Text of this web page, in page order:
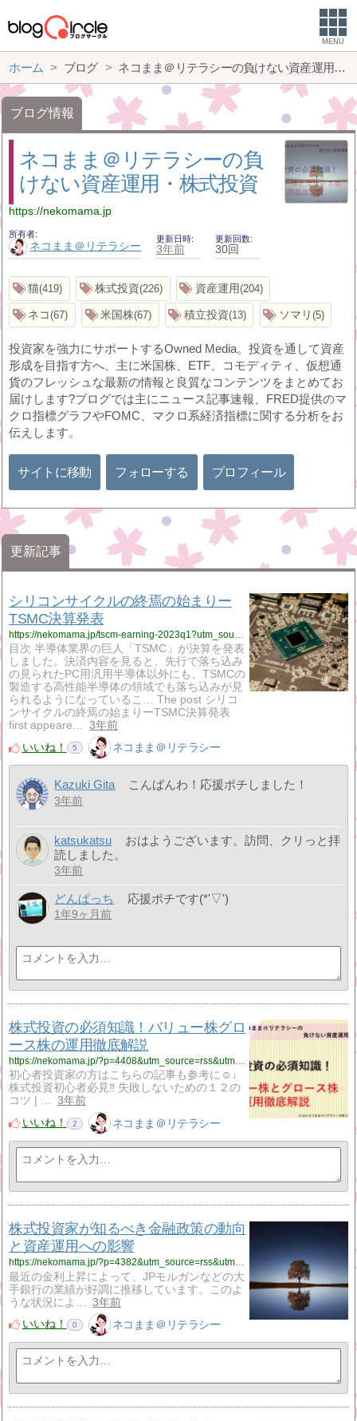
MENU
ホーム ブログ ネコまま＠リテラシーの負けない資産運用・株式投資
ブログ情報
ネコまま＠リテラシーの負
けない資産運用・株式投資
https://nekomama.jp
所有者
ネコまま＠リテラシー
更新日時
3年前
更新回数
30回
猫 419 株式投資 226 資産運用 204
ネコ 67 米国株 67 積立投資 13 ソマリ 5
投資家を強力にサポートするOwned Media。投資を通して資産
形成を目指す方へ、主に米国株、ETF、コモディティ、仮想通
貨のフレッシュな最新の情報と良質なコンテンツをまとめてお
届けします?ブログでは主にニュース記事速報、FRED提供のマ
クロ指標グラフやFOMC、マクロ系経済指標に関する分析をお
伝えします。
サイトに移動 フォローする プロフィール
更新記事
シリコンサイクルの終焉の始まりー
TSMC決算発表
目次 半導体業界の巨人「TSMC」が決算を発表
しました。決済内容を見ると、先行で落ち込み
の見られたPC用汎用半導体以外にも、TSMCの
製造する高性能半導体の領域でも落ち込みが見
られるようになっているこ… The post シリコ
ンサイクルの終焉の始まりーTSMC決算発表
first appeare…
3年前
いいね！
5 ネコまま＠リテラシー
Kazuki Gita こんばんわ！応援ポチしました！
3年前
katsukatsu
おはようございます。訪問、クリっと拝
読しました。
3年前
どんぱっち 応援ポチです(*'▽')
1年9ヶ月前
株式投資の必須知識！バリュー株グロ
ース株の運用徹底解説
https://nekomama.jp/?p=4408&utm_source=rss&utm_medium=rss&utm_campaign=%25e6%25a0%25aa%25e5%25bc%258f%25e6%258a%2595%25e8%25b3%2587%25e3%2581%25ae%25e5%25bf%2585%25e9%25a0%2588%25e7%259f%25a5%25e8%25ad%2598%25ef%25bc%2581%25e3%2583%2590%25e3%2583%25aa%25e3%2583%25a5%25e3%2583%25bc%25e6%25a0%25aa%25e3%2582%25b0%25e3%2583%25ad%25e3%2583%25bc%25e3%2582%25b9%25e6%25a0%25aa%25e3%2581%25ae%25e9%2581%258b
初心者投資家の方はこちらの記事も参考に☺↓
株式投資初心者必見‼ 失敗しないための１２の
コツ | …
3年前
いいね！
2 ネコまま＠リテラシー
株式投資家が知るべき金融政策の動向
と資産運用への影響
https://nekomama.jp/?p=4382&utm_source=rss&utm_medium=rss&utm_campaign=%25e6%25a0%25aa%25e5%25bc%258f%25e6%258a%2595%25e8%25b3%2587%25e5%25ae%25b6%25e3%2581%258c%25e7%259f%25a5%25e3%2582%258b%25e3%2581%25b9%25e3%2581%258d%25e9%2587%2591%25e8%259e%258d%25e6%2594%25bf%25e7%25ad%2596%25e3%2581%25ae%25e5%258b%2595%25e5%2590%2591%25e3%2581%25a8%25e8%25b3%2587%25e7%2594%25a3%25e9%2581%258b%25e7%2594%25a8
最近の金利上昇によって、JPモルガンなどの大
手銀行の業績が好調に推移しています。このよ
うな状況によ…
3年前
いいね！
0 ネコまま＠リテラシー